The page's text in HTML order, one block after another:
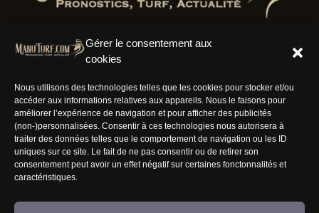
Gérer le consentement aux
cookies
Nous utilisons des technologies telles que les cookies pour stocker et/ou
accéder aux informations relatives aux appareils. Nous le faisons pour
améliorer l’expérience de navigation et pour afficher des publicités
(non-)personnalisées. Consentir à ces technologies nous autorisera à
traiter des données telles que le comportement de navigation ou les ID
uniques sur ce site. Le fait de ne pas consentir ou de retirer son
consentement peut avoir un effet négatif sur certaines fonctonnalités et
caractéristiques.
Informations
Nous rejoindre